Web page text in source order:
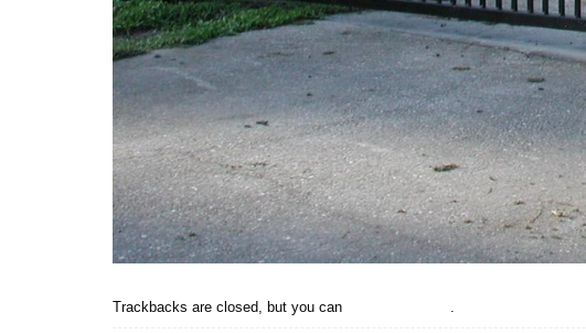
Trackbacks are closed, but you can .